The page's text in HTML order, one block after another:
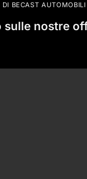
BECAST AUTOMOBILI
sulle nostre